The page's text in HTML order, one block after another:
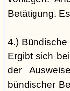
Betätigung.
4.) Bündische
Ergibt sich
der
bündischer